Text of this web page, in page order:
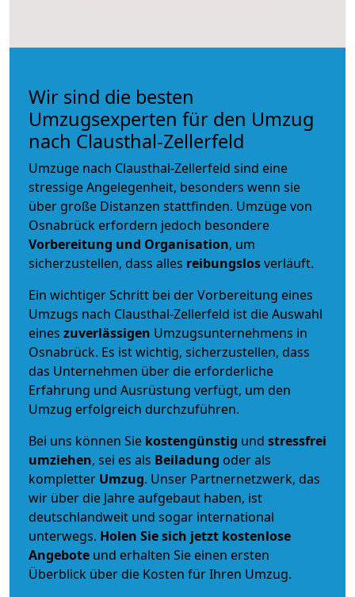
Wir sind die besten
Umzugsexperten für den Umzug
nach Clausthal-Zellerfeld
Umzüge nach Clausthal-Zellerfeld sind eine
stressige Angelegenheit, besonders wenn sie
über große Distanzen stattfinden. Umzüge von
Osnabrück erfordern jedoch besondere
Vorbereitung und Organisation, um
sicherzustellen, dass alles reibungslosverläuft.
Ein wichtiger Schritt bei der Vorbereitung eines
Umzugs nach Clausthal-Zellerfeld ist die Auswahl
eines zuverlässigen Umzugsunternehmens in
Osnabrück. Es ist wichtig, sicherzustellen, dass
das Unternehmen über die erforderliche
Erfahrung und Ausrüstung verfügt, um den
Umzug erfolgreich durchzuführen.
Bei uns können Sie kostengünstig und stressfrei
umziehen, sei es als Beiladung oder als
kompletter Umzug. Unser Partnernetzwerk, das
wir über die Jahre aufgebaut haben, ist
deutschlandweit und sogar international
unterwegs. Holen Sie sich jetzt kostenlose
Angebote und erhalten Sie einen ersten
Überblick über die Kosten für Ihren Umzug.